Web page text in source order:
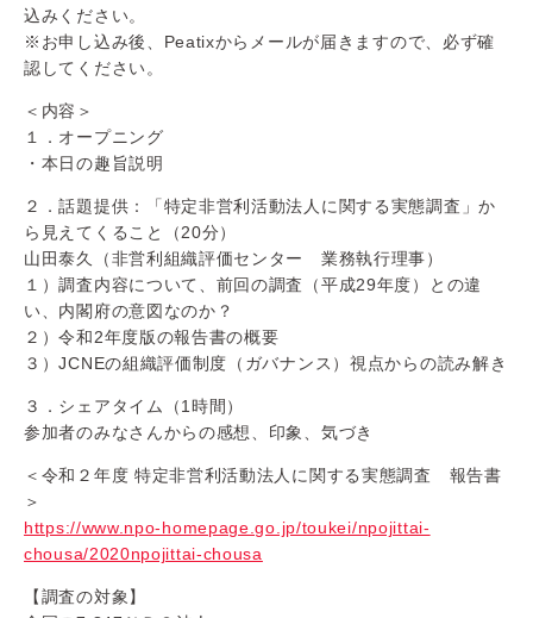
込みください。
※お申し込み後、Peatixからメールが届きますので、必ず確
認してください。
＜内容＞
１．オープニング
・本日の趣旨説明
２．話題提供：「特定非営利活動法人に関する実態調査」か
ら見えてくること（20分）
山田泰久（非営利組織評価センター 業務執行理事）
１）調査内容について、前回の調査（平成29年度）との違
い、内閣府の意図なのか？
２）令和2年度版の報告書の概要
３）JCNEの組織評価制度（ガバナンス）視点からの読み解き
３．シェアタイム（1時間）
参加者のみなさんからの感想、印象、気づき
＜令和２年度 特定非営利活動法人に関する実態調査 報告書
＞
https://www.npo-homepage.go.jp/toukei/npojittai-
chousa/2020npojittai-chousa
【調査の対象】